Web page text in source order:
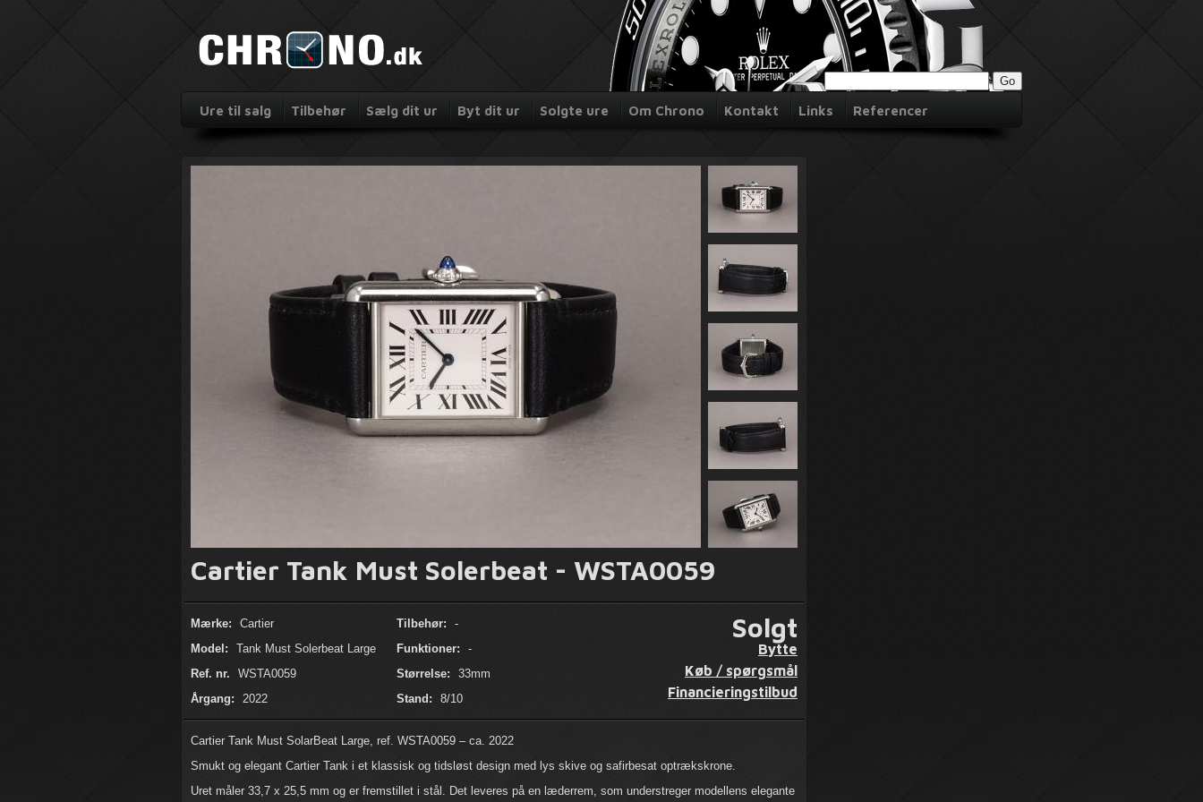
Ure til salg Tilbehør Sælg dit ur Byt dit ur Solgte ure Om Chrono Kontakt Links Referencer
Cartier Tank Must Solerbeat - WSTA0059
Mærke:
Cartier
Model:
Tank Must Solerbeat Large
Ref. nr.
WSTA0059
Årgang:
2022
Tilbehør:
-
Funktioner:
-
Størrelse:
33mm
Stand:
8/10
Solgt
Bytte
Køb / spørgsmål
Financieringstilbud
Cartier Tank Must SolarBeat Large, ref. WSTA0059 – ca. 2022
Smukt og elegant Cartier Tank i et klassisk og tidsløst design med lys skive og safirbesat optrækskrone.
Uret måler 33,7 x 25,5 mm og er fremstillet i stål. Det leveres på en læderrem, som understreger modellens elegante